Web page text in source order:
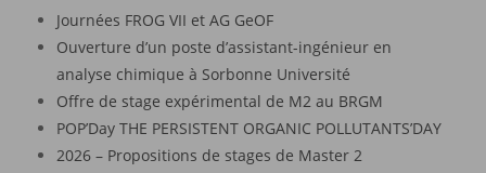
Journées FROG VII et AG GeOF
Ouverture d’un poste d’assistant-ingénieur en
analyse chimique à Sorbonne Université
Offre de stage expérimental de M2 au BRGM
POP’Day THE PERSISTENT ORGANIC POLLUTANTS’DAY
2026 – Propositions de stages de Master 2